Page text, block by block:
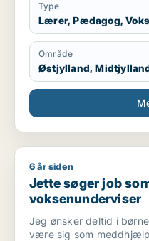
Type
Lærer, Pædagog,
Område
Østjylland,
Jette søger job som
6 år siden
Jette søger job
voksenunderviser
Jeg ønsker deltid i
være sig som